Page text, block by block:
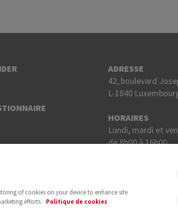
ADRESSE
42, boulevard
L-1840
HORAIRES
Lundi, mardi et
de 8h00 à 16h00.
of cookies on your device to enhance site
efforts.
Politique de cookies